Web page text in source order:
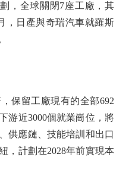
，全球關閉7座工廠，其
，日產與奇瑞汽車就羅斯
留工廠現有的全部692
游近3000個就業崗位，將
供應鏈、技能培訓和出口
，計劃在2028年前實現本